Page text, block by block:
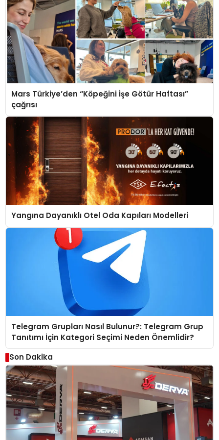
Mars Türkiye’den “Köpeğini İşe Götür Haftası”
çağrısı
Yangına Dayanıklı Otel Oda Kapıları Modelleri
Telegram Grupları Nasıl Bulunur?: Telegram Grup
Tanıtımı İçin Kategori Seçimi Neden Önemlidir?
Son Dakika